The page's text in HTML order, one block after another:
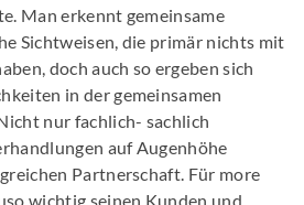
Man erkennt gemeinsame
Sichtweisen, die primär nichts mit
doch auch so ergeben sich
in der gemeinsamen
nur fachlich- sachlich
auf Augenhöhe
Partnerschaft. Für more
wichtig seinen Kunden und